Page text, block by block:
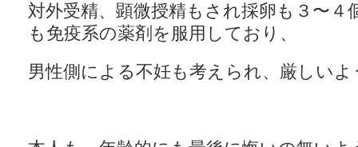
対外受精、顕微授精もされ採卵も３〜４
も免疫系の薬剤を服用しており、
男性側による不妊も考えられ、厳しい